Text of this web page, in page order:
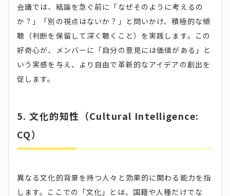
会議では、結論を急ぐ前に「なぜそのように考えるの
か？」「別の視点はないか？」と問いかけ、積極的な傾
聴（判断を保留して深く聴くこと）を実践します。この
好奇心が、メンバーに「自分の意見には価値がある」と
いう実感を与え、より自由で革新的なアイデアの創出を
促します。
5. 文化的知性（Cultural Intelligence:
CQ）
異なる文化的背景を持つ人々と効果的に関わる能力を指
します。ここでの「文化」とは、国籍や人種だけでな